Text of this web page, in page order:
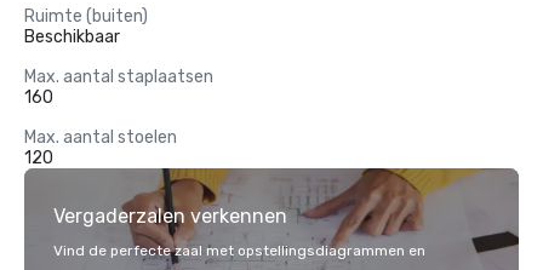
Ruimte (buiten)
Beschikbaar
Max. aantal staplaatsen
160
Max. aantal stoelen
120
Vergaderzalen verkennen
Vind de perfecte zaal met opstellingsdiagrammen en